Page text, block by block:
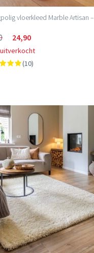
vloerkleed Marble Artisan –
24,90
(10)